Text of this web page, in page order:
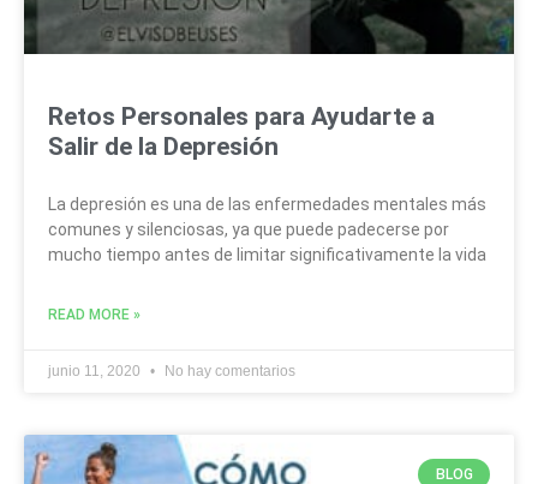
Retos Personales para Ayudarte a
Salir de la Depresión
La depresión es una de las enfermedades mentales más
comunes y silenciosas, ya que puede padecerse por
mucho tiempo antes de limitar significativamente la vida
READ MORE »
junio 11, 2020 No hay comentarios
BLOG